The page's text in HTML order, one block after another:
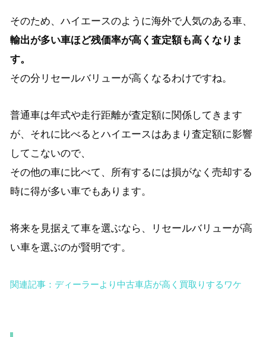
そのため、ハイエースのように海外で人気のある車、
輸出が多い車ほど残価率が高く査定額も高くなりま
す。
その分リセールバリューが高くなるわけですね。
普通車は年式や走行距離が査定額に関係してきます
が、それに比べるとハイエースはあまり査定額に影響
してこないので、
その他の車に比べて、所有するには損がなく売却する
時に得が多い車でもあります。
将来を見据えて車を選ぶなら、リセールバリューが高
い車を選ぶのが賢明です。
関連記事：ディーラーより中古車店が高く買取りするワケ